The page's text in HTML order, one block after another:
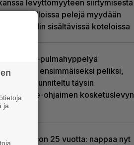
levyttömyyteen siirtymisestä
– Yhdysvalloissa pelejä myydään
latauskoodin sisältävissä koteloissa
Uutta PS5-pulmahyppelyä
kuvaillaan ensimmäiseksi peliksi,
joka on suunniteltu täysin
DualSense-ohjaimen kosketuslevyn
ympärille
Ghost Recon 25 vuotta: nappaa nyt
ja